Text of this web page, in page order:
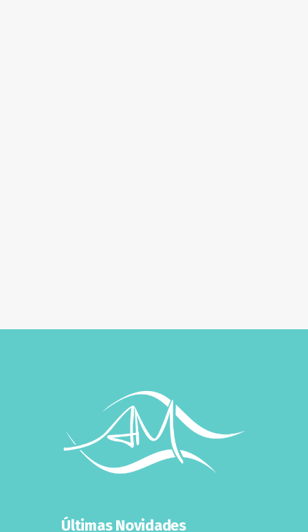
Últimas Novidades